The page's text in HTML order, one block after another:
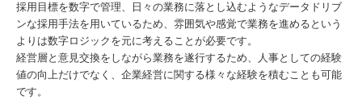
採用目標を数字で管理、日々の業務に落とし込むようなデータドリブ
ンな採用手法を用いているため、雰囲気や感覚で業務を進めるという
よりは数字ロジックを元に考えることが必要です。
経営層と意見交換をしながら業務を遂行するため、人事としての経験
値の向上だけでなく、企業経営に関する様々な経験を積むことも可能
です。